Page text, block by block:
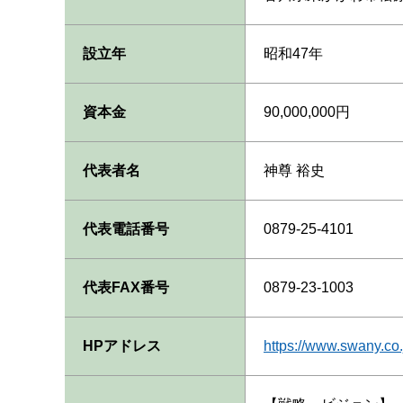
設立年 昭和47年
資本金 90,000,000円
代表者名 神尊 裕史
代表電話番号 0879-25-4101
代表FAX番号 0879-23-1003
HPアドレス https://